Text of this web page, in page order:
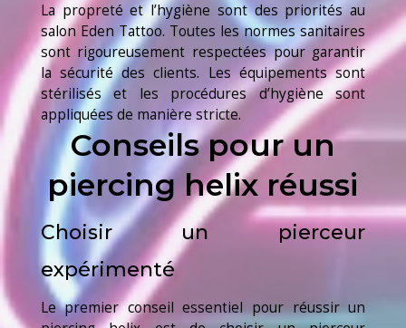
La propreté et l’hygiène sont des priorités au
salon Eden Tattoo. Toutes les normes sanitaires
sont rigoureusement respectées pour garantir
la sécurité des clients. Les équipements sont
stérilisés et les procédures d’hygiène sont
appliquées de manière stricte.
Conseils pour un
piercing helix réussi
Choisir un pierceur
expérimenté
Le premier conseil essentiel pour réussir un